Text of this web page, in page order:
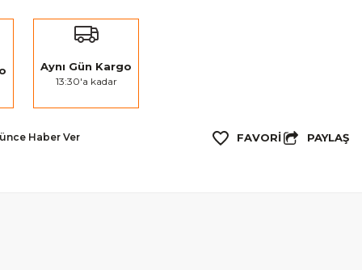
Aynı Gün Kargo
13:30'a kadar
Haber Ver PAYLAŞ